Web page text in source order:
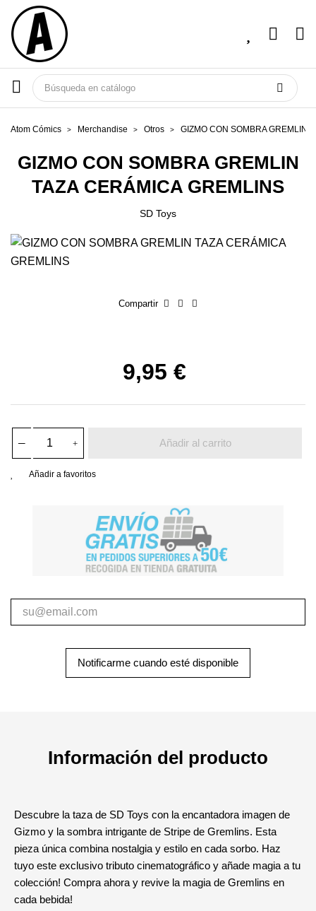
Atom Cómics Merchandise Otros GIZMO CON SOMBRA GREMLIN
GIZMO CON SOMBRA GREMLIN
TAZA CERÁMICA GREMLINS
SD Toys
Compartir
9,95 €
Añadir al carrito
Añadir a favoritos
Notificarme cuando esté disponible
Información del producto
Descubre la taza de SD Toys con la encantadora imagen de
Gizmo y la sombra intrigante de Stripe de Gremlins. Esta
pieza única combina nostalgia y estilo en cada sorbo. Haz
tuyo este exclusivo tributo cinematográfico y añade magia a tu
colección! Compra ahora y revive la magia de Gremlins en
cada bebida!